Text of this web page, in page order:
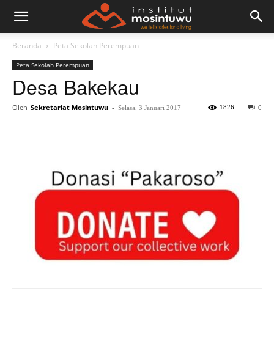
Beranda Peta Sekolah Perempuan
Peta Sekolah Perempuan
Desa Bakekau
Oleh Sekretariat Mosintuwu - Selasa, 3 Januari 2017 0
1826